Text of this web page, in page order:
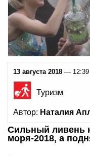
13 августа 2018 — 12:39
Туризм
Автор: Наталия
Сильный ливень
моря-2018, а